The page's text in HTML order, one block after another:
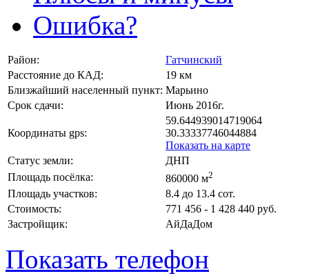
Ошибка?
Район:
Гатчинский
Расстояние до КАД:
19 км
Близжайший населенный пункт: Марьино
Срок сдачи:
Июнь 2016г.
Координаты gps:
59.644939014719064
30.33337746044884
Показать на карте
Статус земли:
ДНП
Площадь посёлка:
860000 м2
Площадь участков:
8.4 до 13.4 сот.
Стоимость:
771 456 - 1 428 440 руб.
Застройщик:
АйДаДом
Показать телефон